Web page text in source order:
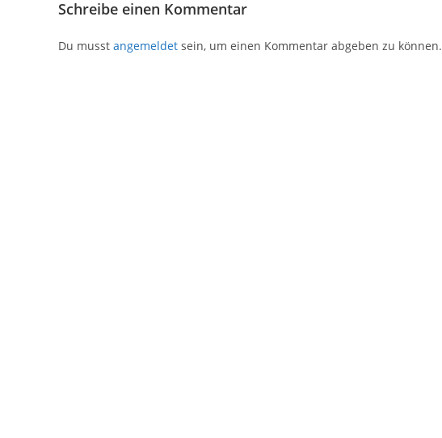
Schreibe einen Kommentar
Du musst angemeldet sein, um einen Kommentar abgeben zu können.